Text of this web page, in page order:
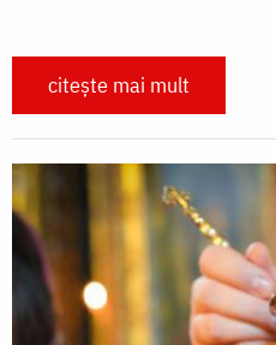
citește mai mult